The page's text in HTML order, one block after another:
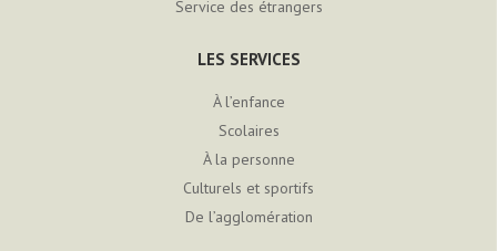
Service des étrangers
LES SERVICES
À l’enfance
Scolaires
À la personne
Culturels et sportifs
De l’agglomération